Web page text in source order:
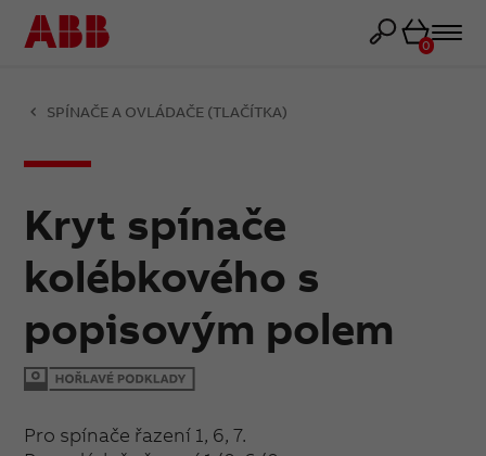
Košík
0
SPÍNAČE A OVLÁDAČE (TLAČÍTKA)
Kryt spínače
kolébkového s
popisovým polem
Pro spínače řazení 1, 6, 7.